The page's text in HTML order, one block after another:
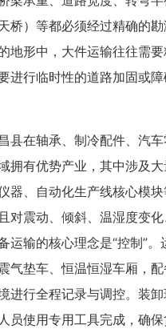
桥）等都必须经过精确的
地形中，大件运输往往需
进行临时性的道路加固或
县在轴承、制冷配件、汽车
拥有优势产业，其中涉及
器、自动化生产线核心模
对震动、倾斜、温湿度变
运输的核心理念是“控制”。
气垫车、恒温恒湿车厢，
进行全程记录与调控。装
员使用专用工具完成，确